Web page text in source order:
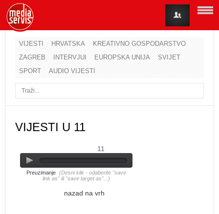
VIJESTI HRVATSKA
KREATIVNO GOSPODARSTVO
ZAGREB
INTERVJUI EUROPSKA UNIJA
SVIJET
SPORT
AUDIO VIJESTI
VIJESTI U 11
11
Preuzimanje (Desni klik - odaberite "save
link as" ili "save target as"...)
nazad na vrh
Korisničko ime
Lozinka
Zaboravili ste lozinku?